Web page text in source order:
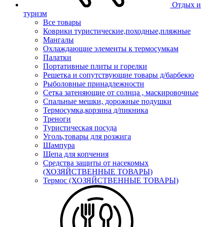
Отдых и
туризм
Все товары
Коврики туристические,походные,пляжные
Мангалы
Охлаждающие элементы к термосумкам
Палатки
Портативные плиты и горелки
Решетка и сопутствующие товары д/барбекю
Рыболовные принадлежности
Сетка затеняющие от солнца , маскировочные
Спальные мешки, дорожные подушки
Термосумка,корзина д/пикника
Треноги
Туристическая посуда
Уголь,товары для розжига
Шампура
Щепа для копчения
Средства защиты от насекомых
(ХОЗЯЙСТВЕННЫЕ ТОВАРЫ)
Термос (ХОЗЯЙСТВЕННЫЕ ТОВАРЫ)